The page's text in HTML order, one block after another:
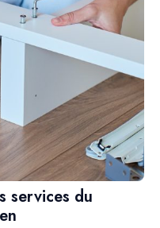
services du